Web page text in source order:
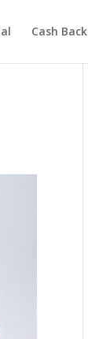
Cash Back